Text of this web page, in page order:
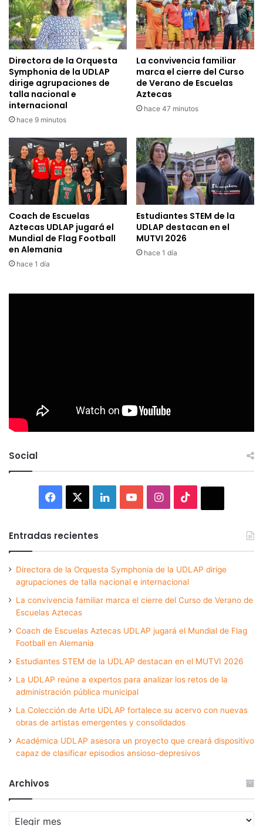
Directora de la Orquesta
Symphonia de la UDLAP
dirige agrupaciones de
talla nacional e
internacional
hace 9 minutos
La convivencia familiar
marca el cierre del Curso
de Verano de Escuelas
Aztecas
hace 47 minutos
Coach de Escuelas
Aztecas UDLAP jugará el
Mundial de Flag Football
en Alemania
hace 1 día
Estudiantes STEM de la
UDLAP destacan en el
MUTVI 2026
hace 1 día
Social
Facebook LinkedInYouTubeInstagram
Entradas recientes
Directora de la Orquesta Symphonia de la UDLAP dirige
agrupaciones de talla nacional e internacional
La convivencia familiar marca el cierre del Curso de Verano de
Escuelas Aztecas
Coach de Escuelas Aztecas UDLAP jugará el Mundial de Flag
Football en Alemania
Estudiantes STEM de la UDLAP destacan en el MUTVI 2026
La UDLAP reúne a expertos para analizar los retos de la
administración pública municipal
La Colección de Arte UDLAP fortalece su acervo con nuevas
obras de artistas emergentes y consolidados
Académica UDLAP asesora un proyecto que creará dispositivo
capaz de clasificar episodios ansioso-depresivos
Archivos
Archivos